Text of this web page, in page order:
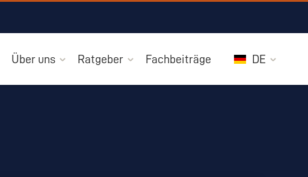
Über uns Ratgeber Fachbeiträge DE